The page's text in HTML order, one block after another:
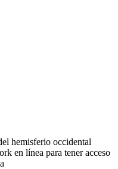
hemisferio occidental
en línea para tener acceso